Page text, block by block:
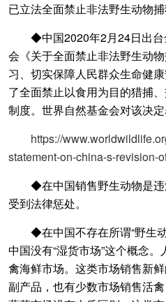
已立法全面禁止非法野生动物捕
◆中国2020年2月24日出台
会《关于全面禁止非法野生动
习、切实保障人民群众生命健
了全面禁止以食用为目的猎捕
制度。世界自然基金会对该决定
https://
statement-on-china-s-revision-
◆在中国销售野生动物是违
受到法律惩处。
◆在中国不存在所谓“野生动
中国没有“湿货市场”这个概念
禽海鲜市场。这类市场销售新
副产品，也有少数市场销售活